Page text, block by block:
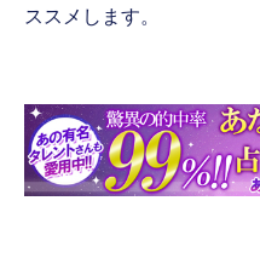
ススメします。